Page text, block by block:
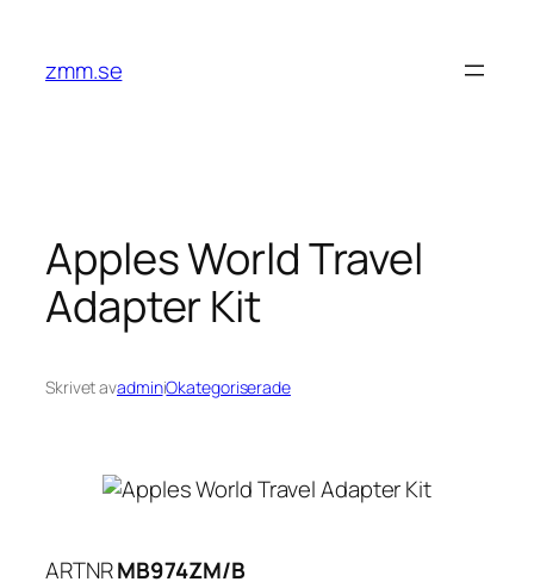
innehåll
zmm.se
Apples World Travel
Adapter Kit
Skrivet avadminiOkategoriserade
ARTNRMB974ZM/B